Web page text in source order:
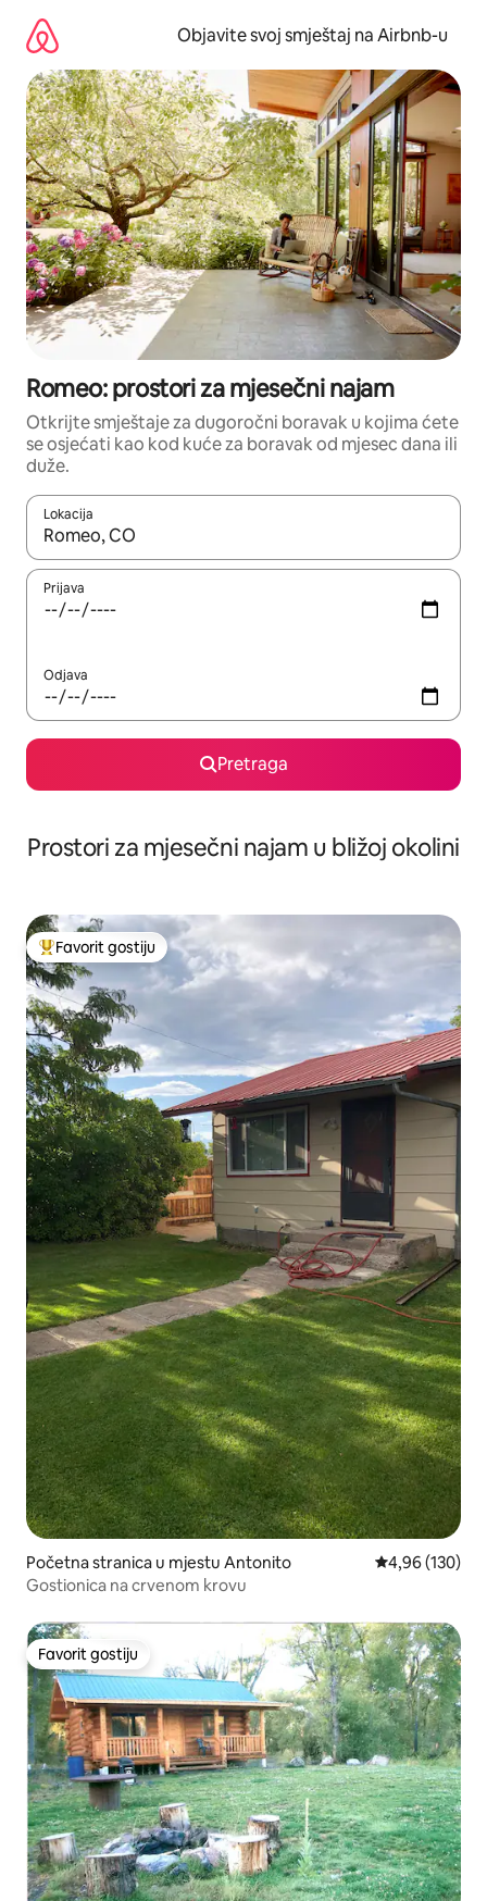
sadržaj
Objavite svoj smještaj na Airbnb-u
Romeo: prostori za mjesečni najam
Otkrijte smještaje za dugoročni boravak u kojima ćete
se osjećati kao kod kuće za boravak od mjesec dana ili
duže.
Lokacija
Kad su rezultati dostupni, možete da se krećete kroz njih
Prijava
Odjava
Pretraga
Prostori za mjesečni najam u bližoj okolini
Glavni favorit gostiju
Favorit gostiju
Početna stranica u mjestu Antonito prosječna
4,96 (130)
Gostionica na crvenom krovu
Favorit gostiju
Favorit gostiju